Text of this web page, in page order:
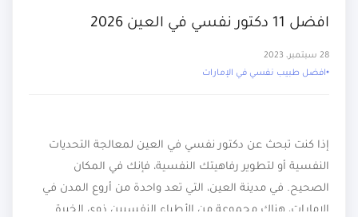
افضل 11 دكتور نفسي في العين 2026
28 سبتمبر، 2023
افضل طبيب نفسي في الإمارات
إذا كنت تبحث عن دكتور نفسي في العين لمعالجة التحديات
النفسية أو لتطوير رفاهيتك النفسية، فإنك في المكان
الصحيح. في مدينة العين، التي تعد واحدة من أروع المدن في
الإمارات، هناك مجموعة من الأطباء النفسيين ذوي الخبرة